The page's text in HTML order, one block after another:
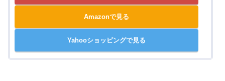
Amazonで見る
Yahooショッピングで見る